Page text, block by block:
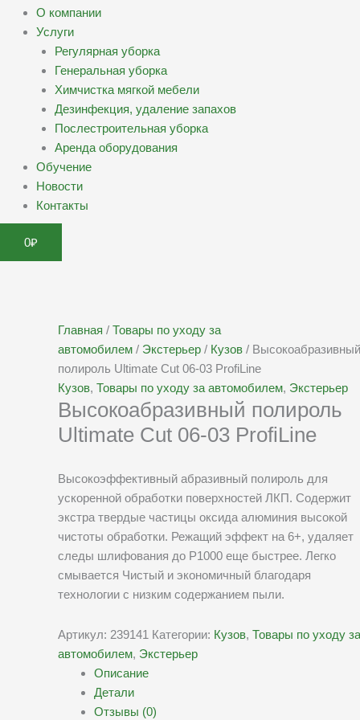
О компании
Услуги
Регулярная уборка
Генеральная уборка
Химчистка мягкой мебели
Дезинфекция, удаление запахов
Послестроительная уборка
Аренда оборудования
Обучение
Новости
Контакты
0₽
Главная / Товары по уходу за
автомобилем / Экстерьер / Кузов / Высокоабразивный
полироль Ultimate Cut 06-03 ProfiLine
Кузов, Товары по уходу за автомобилем, Экстерьер
Высокоабразивный полироль
Ultimate Cut 06-03 ProfiLine
Высокоэффективный абразивный полироль для
ускоренной обработки поверхностей ЛКП. Содержит
экстра твердые частицы оксида алюминия высокой
чистоты обработки. Режащий эффект на 6+, удаляет
следы шлифования до P1000 еще быстрее. Легко
смывается Чистый и экономичный благодаря
технологии с низким содержанием пыли.
Артикул: 239141 Категории: Кузов, Товары по уходу за
автомобилем, Экстерьер
Описание
Детали
Отзывы (0)